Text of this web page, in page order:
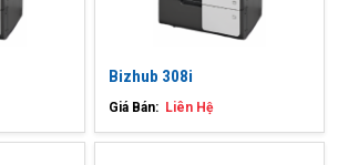
Bizhub 308i
Giá Bán: Liên Hệ